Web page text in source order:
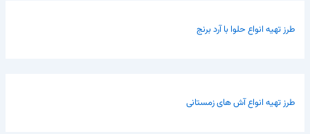
طرز تهیه انواع حلوا با آرد برنج
طرز تهیه انواع آش های زمستانی